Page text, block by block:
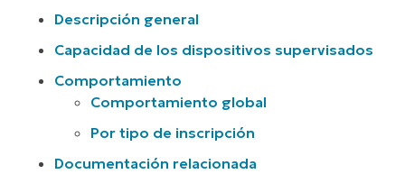
Descripción general
Capacidad de los dispositivos supervisados
Comportamiento
Comportamiento global
Por tipo de inscripción
Documentación relacionada